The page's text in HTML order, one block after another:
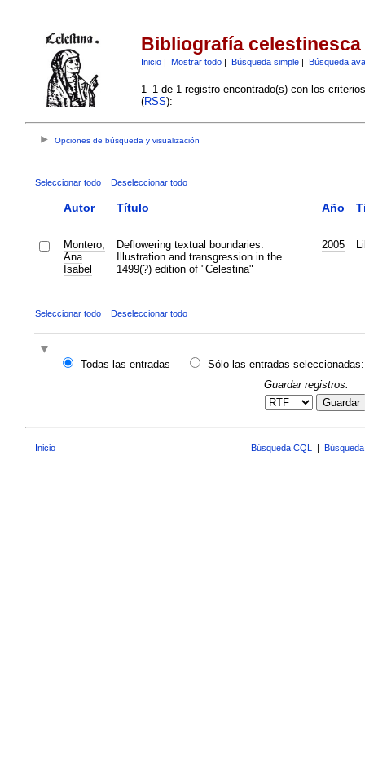
Bibliografía celestinesca
Inicio| Mostrar todo| Búsqueda simple| Búsqueda
1–1 de 1 registro encontrado(s) con los
(RSS):
Opciones de búsqueda y visualización
Seleccionar todo Deseleccionar todo
Autor Título Año
Montero,
Ana
Isabel
Deflowering textual boundaries:
Illustration and transgression in the
1499(?) edition of "Celestina"
2005
Seleccionar todo Deseleccionar todo
Todas las entradas
Sólo las entradas seleccionadas:
Guardar registros:
Guardar
Inicio Búsqueda CQL